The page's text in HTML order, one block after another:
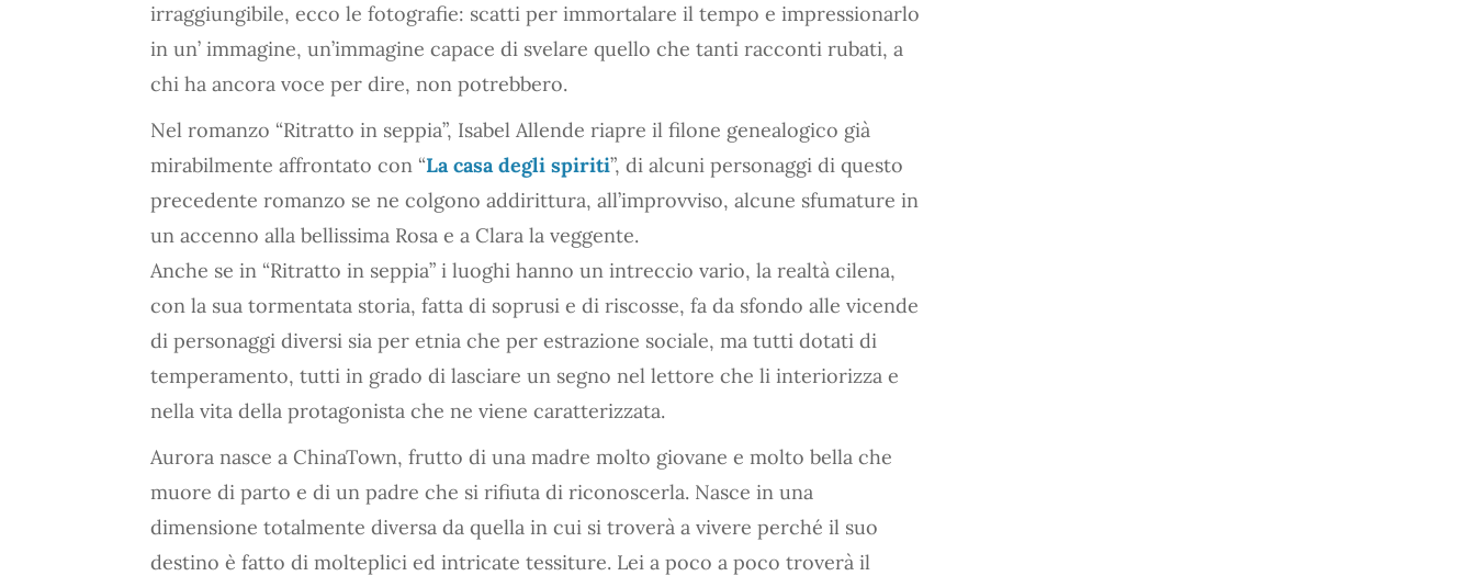
irraggiungibile, ecco le fotografie: scatti per immortalare il tempo e impressionarlo
in un’ immagine, un’immagine capace di svelare quello che tanti racconti rubati, a
chi ha ancora voce per dire, non potrebbero.
Nel romanzo “Ritratto in seppia”, Isabel Allende riapre il filone genealogico già
mirabilmente affrontato con “La casa degli spiriti”, di alcuni personaggi di questo
precedente romanzo se ne colgono addirittura, all’improvviso, alcune sfumature in
un accenno alla bellissima Rosa e a Clara la veggente.
Anche se in “Ritratto in seppia” i luoghi hanno un intreccio vario, la realtà cilena,
con la sua tormentata storia, fatta di soprusi e di riscosse, fa da sfondo alle vicende
di personaggi diversi sia per etnia che per estrazione sociale, ma tutti dotati di
temperamento, tutti in grado di lasciare un segno nel lettore che li interiorizza e
nella vita della protagonista che ne viene caratterizzata.
Aurora nasce a ChinaTown, frutto di una madre molto giovane e molto bella che
muore di parto e di un padre che si rifiuta di riconoscerla. Nasce in una
dimensione totalmente diversa da quella in cui si troverà a vivere perché il suo
destino è fatto di molteplici ed intricate tessiture. Lei a poco a poco troverà il